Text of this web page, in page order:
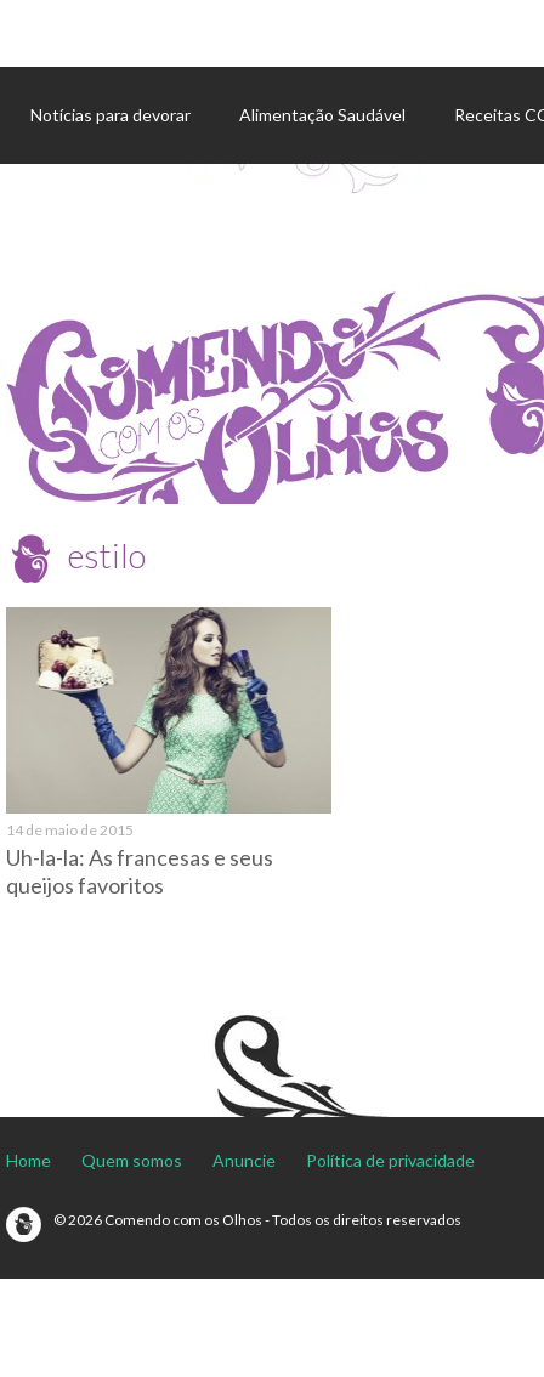
Notícias para devorar Alimentação Saudável Receitas
estilo
14 de maio de 2015
Uh-la-la: As francesas e seus
queijos favoritos
Home Quem somos Anuncie Política de privacidade
© 2026 Comendo com os Olhos - Todos os direitos reservados